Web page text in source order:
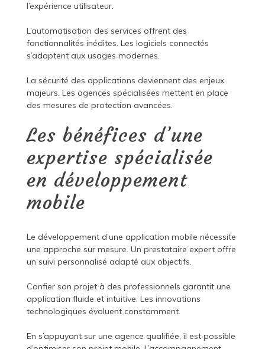
l’expérience utilisateur.
L’automatisation des services offrent des
fonctionnalités inédites. Les logiciels connectés
s’adaptent aux usages modernes.
La sécurité des applications deviennent des enjeux
majeurs. Les agences spécialisées mettent en place
des mesures de protection avancées.
Les bénéfices d’une
expertise spécialisée
en développement
mobile
Le développement d’une application mobile nécessite
une approche sur mesure. Un prestataire expert offre
un suivi personnalisé adapté aux objectifs.
Confier son projet à des professionnels garantit une
application fluide et intuitive. Les innovations
technologiques évoluent constamment.
En s’appuyant sur une agence qualifiée, il est possible